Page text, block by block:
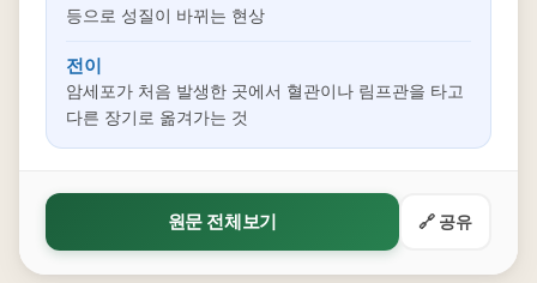
등으로 성질이 바뀌는 현상
전이
암세포가 처음 발생한 곳에서 혈관이나 림프관을 타고
다른 장기로 옮겨가는 것
원문 전체보기 🔗 공유